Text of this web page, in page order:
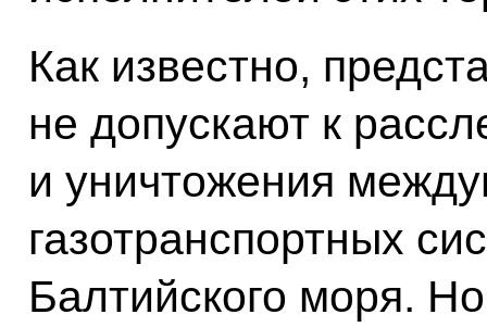
Как известно,
не допускают к
и уничтожения
газотранспортных
Балтийского моря.